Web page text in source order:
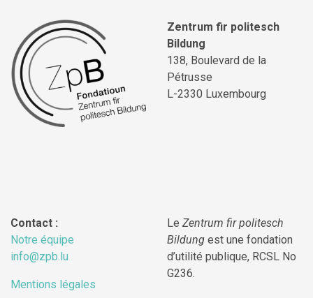
Zentrum fir politesch
Bildung
138, Boulevard de la
Pétrusse
L-2330 Luxembourg
Contact :
Notre équipe
info@zpb.lu
Mentions légales
Le Zentrum fir politesch
Bildung est une fondation
d’utilité publique, RCSL No
G236.